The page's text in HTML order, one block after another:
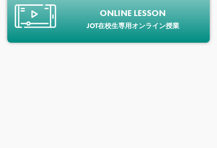
ONLINE LESSON
JOT在校生専用オンライン授業